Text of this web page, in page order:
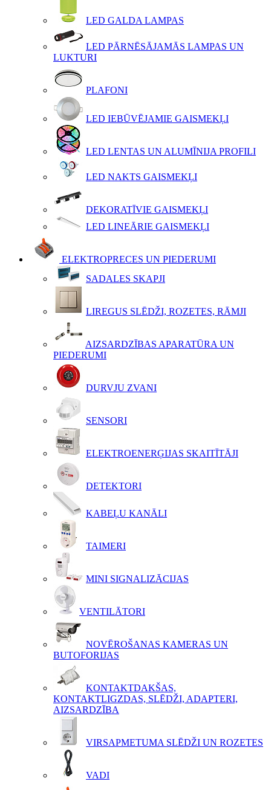
LED GALDA LAMPAS
LED PĀRNĒSĀJAMĀS LAMPAS UN
LUKTURI
PLAFONI
LED IEBŪVĒJAMIE GAISMEKĻI
LED LENTAS UN ALUMĪNIJA PROFILI
LED NAKTS GAISMEKĻI
DEKORATĪVIE GAISMEKĻI
LED LINEĀRIE GAISMEKĻI
ELEKTROPRECES UN PIEDERUMI
SADALES SKAPJI
LIREGUS SLĒDŽI, ROZETES, RĀMJI
AIZSARDZĪBAS APARATŪRA UN
PIEDERUMI
DURVJU ZVANI
SENSORI
ELEKTROENERĢIJAS SKAITĪTĀJI
DETEKTORI
KABEĻU KANĀLI
TAIMERI
MINI SIGNALIZĀCIJAS
VENTILĀTORI
NOVĒROŠANAS KAMERAS UN
BUTOFORIJAS
KONTAKTDAKŠAS,
KONTAKTLIGZDAS, SLĒDŽI, ADAPTERI,
AIZSARDZĪBA
VIRSAPMETUMA SLĒDŽI UN ROZETES
VADI